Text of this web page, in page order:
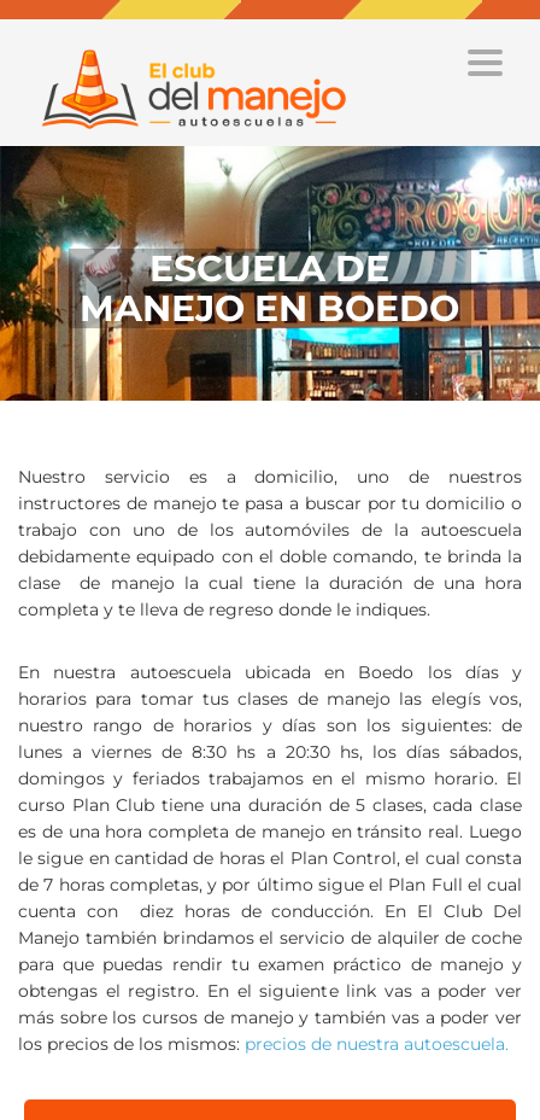
ESCUELA DE
MANEJO EN BOEDO
Nuestro servicio es a domicilio, uno de nuestros
instructores de manejo te pasa a buscar por tu domicilio o
trabajo con uno de los automóviles de la autoescuela
debidamente equipado con el doble comando, te brinda la
clase de manejo la cual tiene la duración de una hora
completa y te lleva de regreso donde le indiques.
En nuestra autoescuela ubicada en Boedo los días y
horarios para tomar tus clases de manejo las elegís vos,
nuestro rango de horarios y días son los siguientes: de
lunes a viernes de 8:30 hs a 20:30 hs, los días sábados,
domingos y feriados trabajamos en el mismo horario. El
curso Plan Club tiene una duración de 5 clases, cada clase
es de una hora completa de manejo en tránsito real. Luego
le sigue en cantidad de horas el Plan Control, el cual consta
de 7 horas completas, y por último sigue el Plan Full el cual
cuenta con diez horas de conducción. En El Club Del
Manejo también brindamos el servicio de alquiler de coche
para que puedas rendir tu examen práctico de manejo y
obtengas el registro. En el siguiente link vas a poder ver
más sobre los cursos de manejo y también vas a poder ver
los precios de los mismos: precios de nuestra autoescuela.